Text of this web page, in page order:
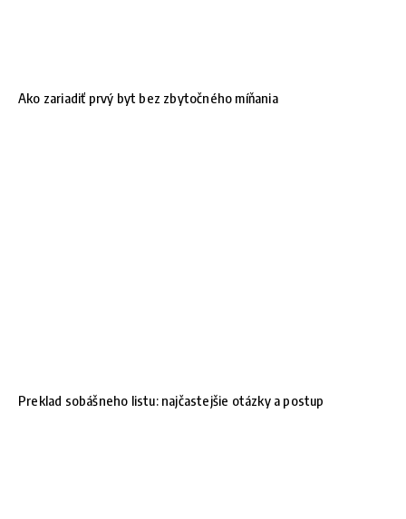
Ako zariadiť prvý byt bez zbytočného míňania
Preklad sobášneho listu: najčastejšie otázky a postup